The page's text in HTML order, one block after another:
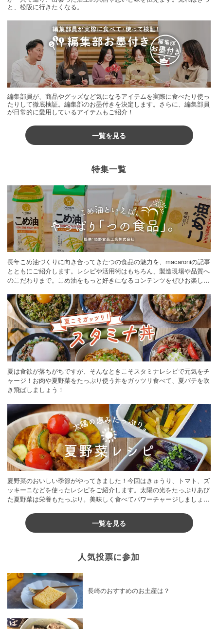
と、松阪に行きたくなる。
編集部員が、商品やグッズなど気になるアイテムを実際に食べたり使っ
たりして徹底検証。編集部のお墨付きを決定します。さらに、編集部員
が日常的に愛用しているアイテムもご紹介！
一覧を見る
特集一覧
長年こめ油づくりに向き合ってきたつの食品の魅力を、macaroniの記事
とともにご紹介します。レシピや活用術はもちろん、製造現場や品質へ
のこだわりまで。こめ油をもっと好きになるコンテンツをぜひお楽しみ
夏は食欲が落ちがちですが、そんなときこそスタミナレシピで元気をチ
ャージ！お肉や夏野菜をたっぷり使う丼をガッツリ食べて、夏バテを吹
き飛ばしましょう！
夏野菜のおいしい季節がやってきました！今回はきゅうり、トマト、ズ
ッキーニなどを使ったレシピをご紹介します。太陽の光をたっぷりあび
た夏野菜は栄養もたっぷり。美味しく食べてパワーチャージしましょう
一覧を見る
人気投票に参加
長崎のおすすめのお土産は？